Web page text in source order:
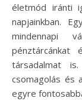
életmód iránti
napjainkban.
mindennapi
pénztárcánkat
társadalmat
csomagolás és
egyre